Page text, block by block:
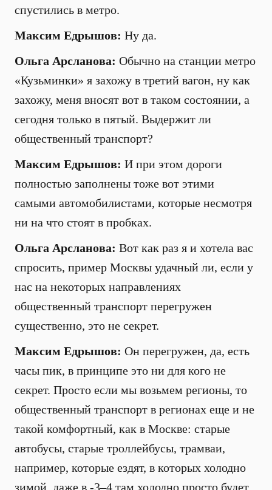
спустились в метро.
Максим Едрышов: Ну да.
Ольга Арсланова: Обычно на станции метро
«Кузьминки» я захожу в третий вагон, ну как
захожу, меня вносят вот в таком состоянии, а
сегодня только в пятый. Выдержит ли
общественный транспорт?
Максим Едрышов: И при этом дороги
полностью заполнены тоже вот этими
самыми автомобилистами, которые несмотря
ни на что стоят в пробках.
Ольга Арсланова: Вот как раз я и хотела вас
спросить, пример Москвы удачный ли, если у
нас на некоторых направлениях
общественный транспорт перегружен
существенно, это не секрет.
Максим Едрышов: Он перегружен, да, есть
часы пик, в принципе это ни для кого не
секрет. Просто если мы возьмем регионы, то
общественный транспорт в регионах еще и не
такой комфортный, как в Москве: старые
автобусы, старые троллейбусы, трамваи,
например, которые ездят, в которых холодно
зимой, даже в -3–4 там холодно просто будет,